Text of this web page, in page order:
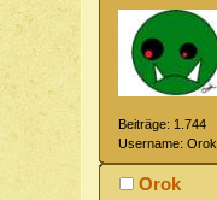
Beiträge: 1.744
Username: Orok
Orok